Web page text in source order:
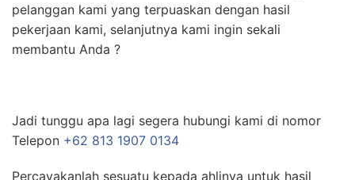
pelanggan kami yang terpuaskan dengan hasil
pekerjaan kami, selanjutnya kami ingin sekali
membantu Anda ?
Jadi tunggu apa lagi segera hubungi kami di nomor
Telepon +62 813 1907 0134
Percayakanlah sesuatu kepada ahlinya untuk hasil